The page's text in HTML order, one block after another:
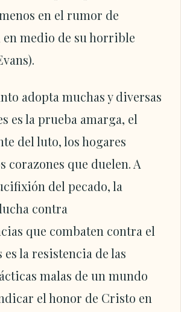
en el rumor de
en medio de su horrible
adopta muchas y diversas
es la prueba amarga, el
del luto, los hogares
corazones que duelen. A
del pecado, la
contra
que combaten contra el
es la resistencia de las
malas de un mundo
el honor de Cristo en